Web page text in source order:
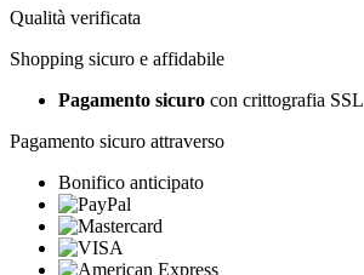
Qualità verificata
Shopping sicuro e affidabile
Pagamento sicuro con crittografia SSL
Pagamento sicuro attraverso
Bonifico anticipato